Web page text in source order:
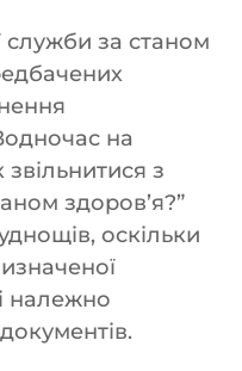
служби за станом
на
з
здоров’я?”
оскільки
належно